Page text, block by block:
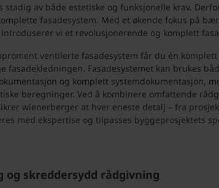
stadig av både estetiske og funksjonelle krav.
fasadesystem. Med et økende fokus på
vi et revolusjonerende og komplett
ventilerte fasadesystem får du én
fasadekledningen. Fasadesystemet kan brukes
og komplett systemdokumentasjon,
beregninger. Ved å kombinere omfattende
wienerberger at hver eneste detalj – fra
med ekspertise og tilpasses byggeprosjektets
skreddersydd rådgivning